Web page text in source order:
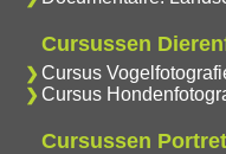
Cursussen
Cursus
Cursus
Cursussen